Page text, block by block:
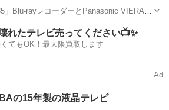
」Blu-rayレコーダーとPanasonic VIERA
。 年1のM1以外使わないので引き取り手
を募集してます。 両方稼働します。 6/...
町駅 テレビ
れたテレビ売ってください📺✨
てもOK！最大限買取します
Ad
の15年製の液晶テレビ